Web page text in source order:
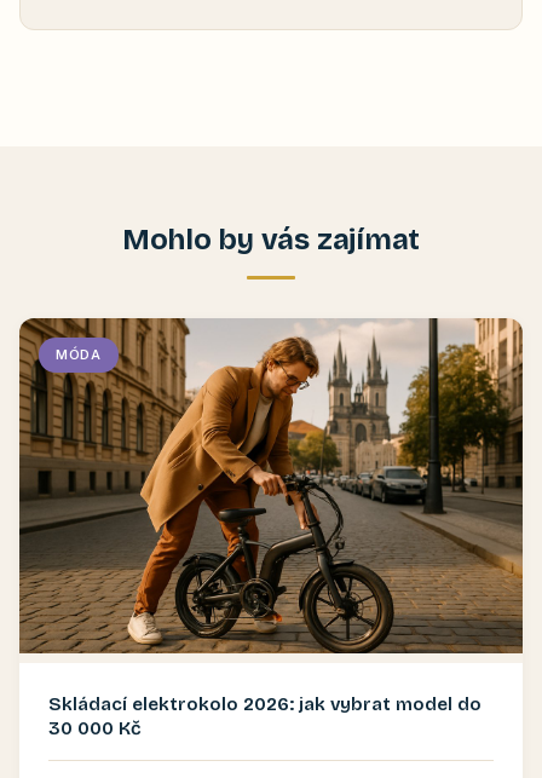
Mohlo by vás zajímat
MÓDA
Skládací elektrokolo 2026: jak vybrat model do
30 000 Kč